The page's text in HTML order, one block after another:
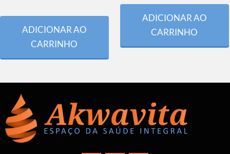
ADICIONAR AO
CARRINHO
ADICIONAR AO
CARRINHO